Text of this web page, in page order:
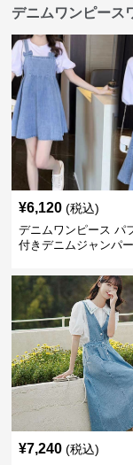
デニムワンピース
¥6,120 (税込)
デニムワンピース パ
付きデニムジャンパ
¥7,240 (税込)